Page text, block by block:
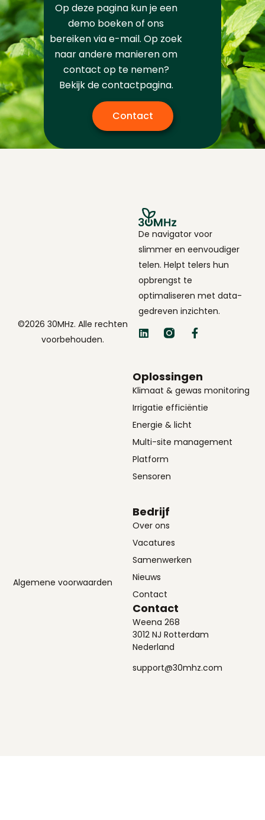
Op deze pagina kun je een
demo boeken of ons
bereiken via e-mail. Op zoek
naar andere manieren om
contact op te nemen?
Bekijk de contactpagina.
Contact
De navigator voor
slimmer en eenvoudiger
telen. Helpt telers hun
opbrengst te
optimaliseren met data-
gedreven inzichten.
Oplossingen
Klimaat & gewas monitoring
Irrigatie efficiëntie
Energie & licht
Multi-site management
Platform
Sensoren
Bedrijf
Over ons
Vacatures
Samenwerken
Nieuws
Contact
Contact
Weena 268
3012 NJ Rotterdam
Nederland
support@30mhz.com
©2026 30MHz. Alle rechten
voorbehouden.
Algemene voorwaarden